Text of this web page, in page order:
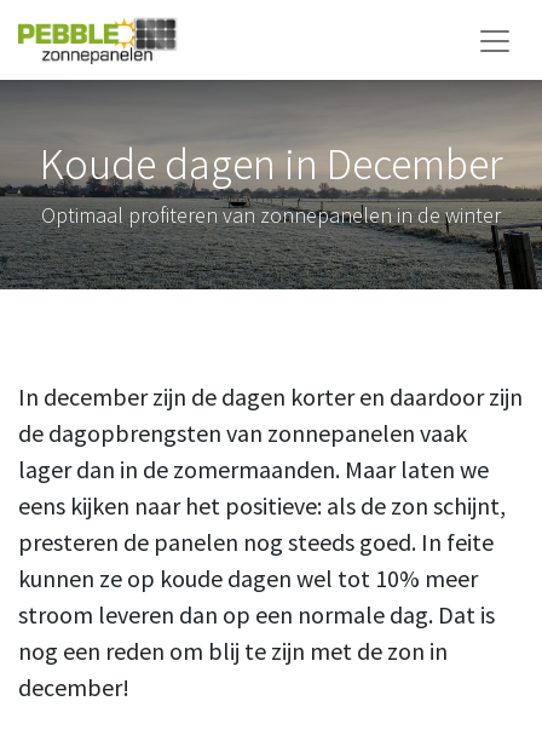
Koude dagen in December
Optimaal profiteren van zonnepanelen in de winter
In december zijn de dagen korter en daardoor zijn
de dagopbrengsten van zonnepanelen vaak
lager dan in de zomermaanden. Maar laten we
eens kijken naar het positieve: als de zon schijnt,
presteren de panelen nog steeds goed. In feite
kunnen ze op koude dagen wel tot 10% meer
stroom leveren dan op een normale dag. Dat is
nog een reden om blij te zijn met de zon in
december!